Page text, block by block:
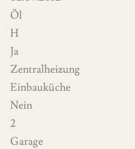
Öl
H
Ja
Zentralheizung
Einbauküche
Nein
2
Garage